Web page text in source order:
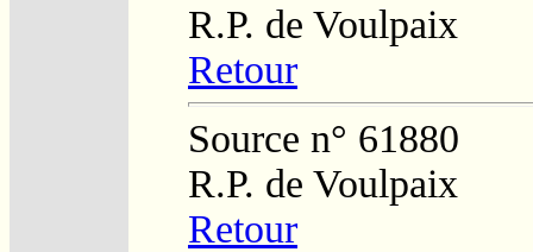
R.P. de Voulpaix
Retour
Source n° 61880
R.P. de Voulpaix
Retour